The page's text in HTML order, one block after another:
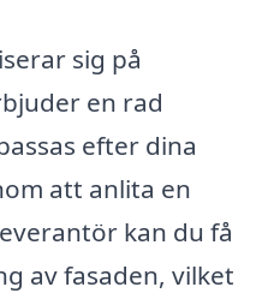
sig på
en rad
efter dina
att anlita en
kan du få
av fasaden, vilket